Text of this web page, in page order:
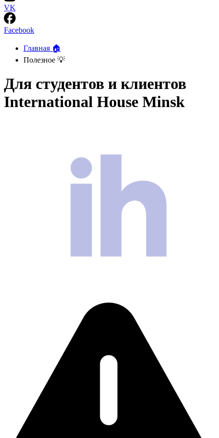
VK
Facebook
Главная 🏠
Полезное 💡
Для студентов и клиентов
International House Minsk